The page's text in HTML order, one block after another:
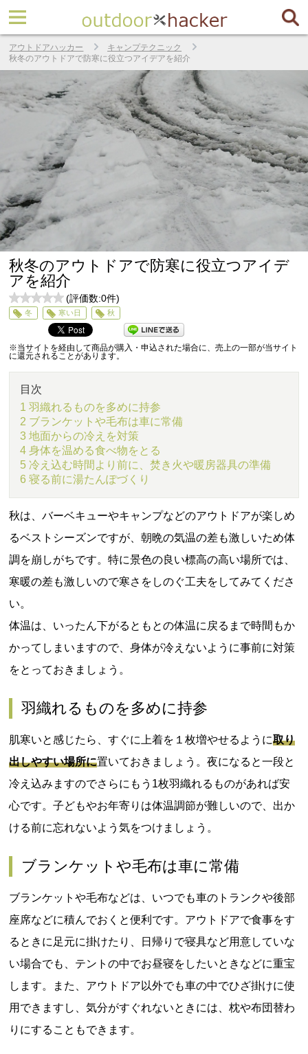
アウトドアハッカー
キャンプテクニック
秋冬のアウトドアで防寒に役立つアイデアを紹介
秋冬のアウトドアで防寒に役立つアイデ
アを紹介
0
5
(評価数:0件)
冬 寒い日 秋
※当サイトを経由して商品が購入・申込された場合に、売上の一部が当サイト
に還元されることがあります。
目次
1 羽織れるものを多めに持参
2 ブランケットや毛布は車に常備
3 地面からの冷えを対策
4 身体を温める食べ物をとる
5 冷え込む時間より前に、焚き火や暖房器具の準備
6 寝る前に湯たんぽづくり
秋は、バーベキューやキャンプなどのアウトドアが楽しめ
るベストシーズンですが、朝晩の気温の差も激しいため体
調を崩しがちです。特に景色の良い標高の高い場所では、
寒暖の差も激しいので寒さをしのぐ工夫をしてみてくださ
い。
体温は、いったん下がるともとの体温に戻るまで時間もか
かってしまいますので、身体が冷えないように事前に対策
をとっておきましょう。
羽織れるものを多めに持参
肌寒いと感じたら、すぐに上着を１枚増やせるように取り
出しやすい場所に置いておきましょう。夜になると一段と
冷え込みますのでさらにもう1枚羽織れるものがあれば安
心です。子どもやお年寄りは体温調節が難しいので、出か
ける前に忘れないよう気をつけましょう。
ブランケットや毛布は車に常備
ブランケットや毛布などは、いつでも車のトランクや後部
座席などに積んでおくと便利です。アウトドアで食事をす
るときに足元に掛けたり、日帰りで寝具など用意していな
い場合でも、テントの中でお昼寝をしたいときなどに重宝
します。また、アウトドア以外でも車の中でひざ掛けに使
用できますし、気分がすぐれないときには、枕や布団替わ
りにすることもできます。